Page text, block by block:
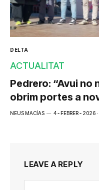
DELTA
ACTUALITAT
Pedrero: “Avui no
obrim portes a
NEUS MACÍAS 4 - FEBRER - 2026
LEAVE A REPLY